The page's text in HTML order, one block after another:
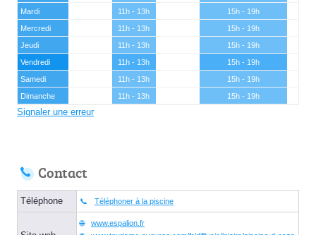
Mardi
11h - 13h
15h - 19h
Mercredi
11h - 13h
15h - 19h
Jeudi
11h - 13h
15h - 19h
Vendredi
11h - 13h
15h - 19h
Samedi
11h - 13h
15h - 19h
Dimanche
11h - 13h 15h - 19h
Signaler une erreur
Contact
Téléphone Téléphoner à la piscine
www.espalion.fr